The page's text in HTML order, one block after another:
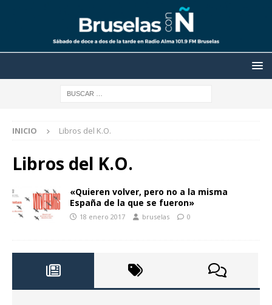
INICIO Libros del K.O.
Libros del K.O.
«Quieren volver, pero no a la misma
España de la que se fueron»
18 enero 2017 bruselas 0